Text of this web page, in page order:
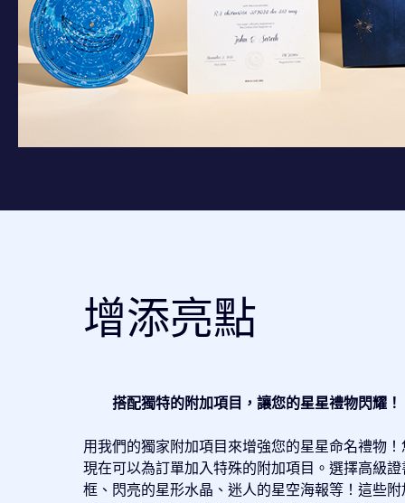
增添亮點
搭配獨特的附加項目，讓您的星星禮物閃耀！
用我們的獨家附加項目來增強您的星星命名禮物！
現在可以為訂單加入特殊的附加項目。選擇高級證
框、閃亮的星形水晶、迷人的星空海報等！這些附